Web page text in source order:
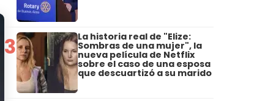
3 La historia real de "Elize:
Sombras de una mujer", la
nueva película de Netflix
sobre el caso de una esposa
que descuartizó a su marido